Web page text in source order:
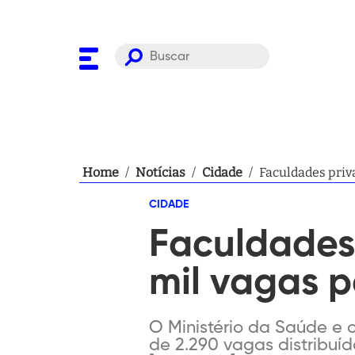
Home / Notícias / Cidade / Faculdades
CIDADE
mil vagas
O Ministério da Saúde e
de 2.290 vagas